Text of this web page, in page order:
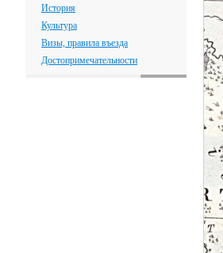
История
Культура
Визы, правила въезда
Достопримечательности